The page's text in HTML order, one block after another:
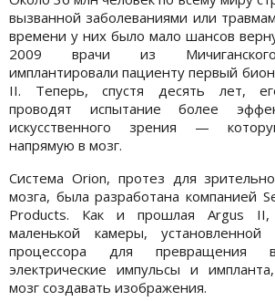
вызванной заболеваниями или
времени у них было мало шансов
2009 врачи из Мичиганского
имплантировали пациенту первый
II. Теперь, спустя десять лет,
проводят испытание более
искусственного зрения —
напрямую в мозг.
Система Orion, протез для
мозга, была разработана компанией
Products. Как и прошлая Argus
маленькой камеры,
процессора для превращения
электрические импульсы и
мозг создавать изображения.